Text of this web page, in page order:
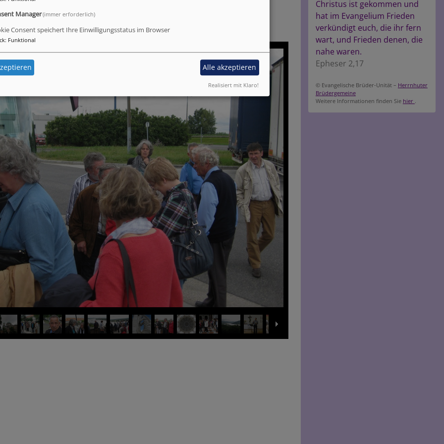
Christus ist gekommen und
hat im Evangelium Frieden
verkündigt euch, die ihr fern
wart, und Frieden denen, die
nahe waren.
Epheser 2,17
© Evangelische Brüder-Unität – Herrnhuter
Brüdergemeine
Weitere Informationen finden Sie hier .
Manager(immer erforderlich)
Consent speichert Ihre Einwilligungsstatus im Browser
: Funktional
Alle akzeptieren
Realisiert mit Klaro!